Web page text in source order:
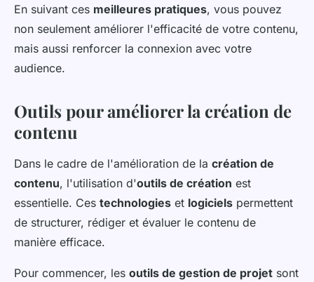
En suivant ces meilleures pratiques, vous pouvez
non seulement améliorer l'efficacité de votre contenu,
mais aussi renforcer la connexion avec votre
audience.
Outils pour améliorer la création de
contenu
Dans le cadre de l'amélioration de la création de
contenu, l'utilisation d'outils de création est
essentielle. Ces technologies et logiciels permettent
de structurer, rédiger et évaluer le contenu de
manière efficace.
Pour commencer, les outils de gestion de projet sont